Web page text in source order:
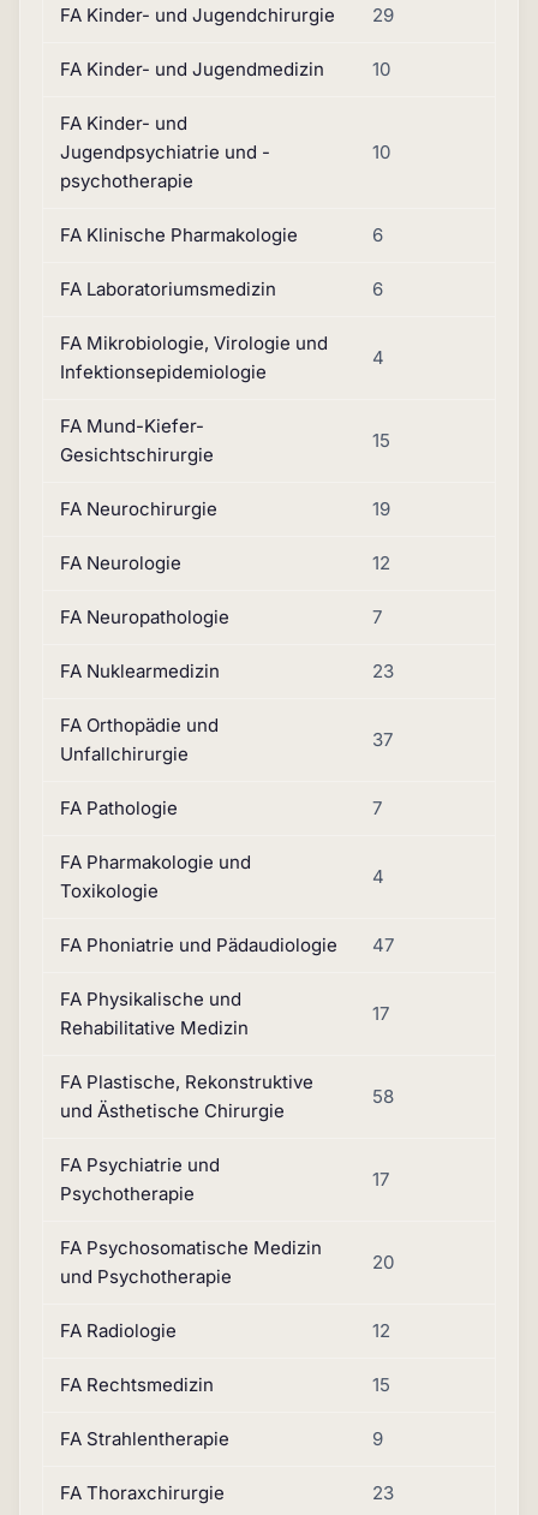
FA Kinder- und Jugendchirurgie 29
FA Kinder- und Jugendmedizin 10
FA Kinder- und
Jugendpsychiatrie und -
psychotherapie
10
FA Klinische Pharmakologie 6
FA Laboratoriumsmedizin 6
FA Mikrobiologie, Virologie und
Infektionsepidemiologie
4
FA Mund-Kiefer-
Gesichtschirurgie
15
FA Neurochirurgie 19
FA Neurologie 12
FA Neuropathologie 7
FA Nuklearmedizin 23
FA Orthopädie und
Unfallchirurgie
37
FA Pathologie 7
FA Pharmakologie und
Toxikologie
4
FA Phoniatrie und Pädaudiologie 47
FA Physikalische und
Rehabilitative Medizin
17
FA Plastische, Rekonstruktive
und Ästhetische Chirurgie
58
FA Psychiatrie und
Psychotherapie
17
FA Psychosomatische Medizin
und Psychotherapie
20
FA Radiologie 12
FA Rechtsmedizin 15
FA Strahlentherapie 9
FA Thoraxchirurgie 23